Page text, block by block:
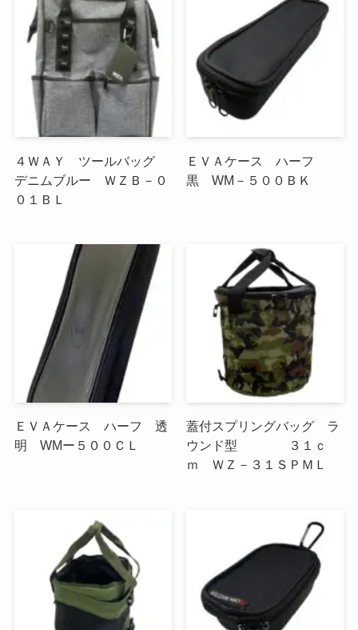
４ＷＡＹ ツールバッグ
デニムブルー ＷＺＢ－０
０１ＢＬ
ＥＶＡケース ハーフ
黒 WM－５００ＢＫ
ＥＶＡケース ハーフ 透
明 WMー５００ＣＬ
蓋付スプリングバッグ ラ
ウンド型 ３１ｃ
ｍ ＷＺ－３１ＳＰＭＬ